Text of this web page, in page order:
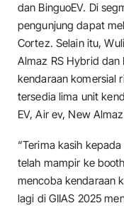
dan BinguoEV. Di
pengunjung dapat
Cortez. Selain itu,
Almaz RS Hybrid dan
kendaraan komersial
tersedia lima unit
EV, Air ev, New
“Terima kasih
telah mampir ke
mencoba kendaraan
lagi di GIIAS 2025